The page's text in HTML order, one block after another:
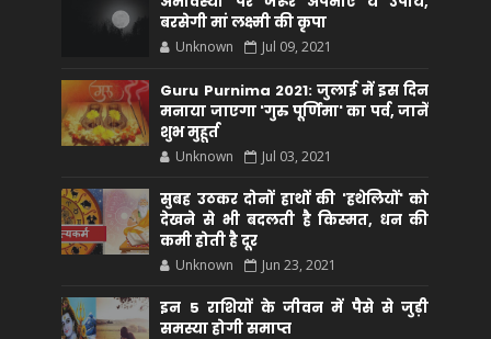
बरसेगी मां लक्ष्मी की कृपा
Unknown Jul 09, 2021
Guru Purnima 2021: जुलाई में इस दिन
मनाया जाएगा 'गुरु पूर्णिमा' का पर्व, जानें
शुभ मुहूर्त
Unknown Jul 03, 2021
सुबह उठकर दोनों हाथों की 'हथेलियों' को
देखने से भी बदलती है किस्मत, धन की
कमी होती है दूर
Unknown Jun 23, 2021
इन 5 राशियों के जीवन में पैसे से जुड़ी
समस्या होगी समाप्त